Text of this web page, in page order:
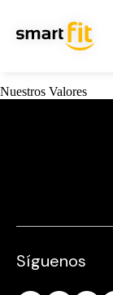
Nuestros Valores
Síguenos